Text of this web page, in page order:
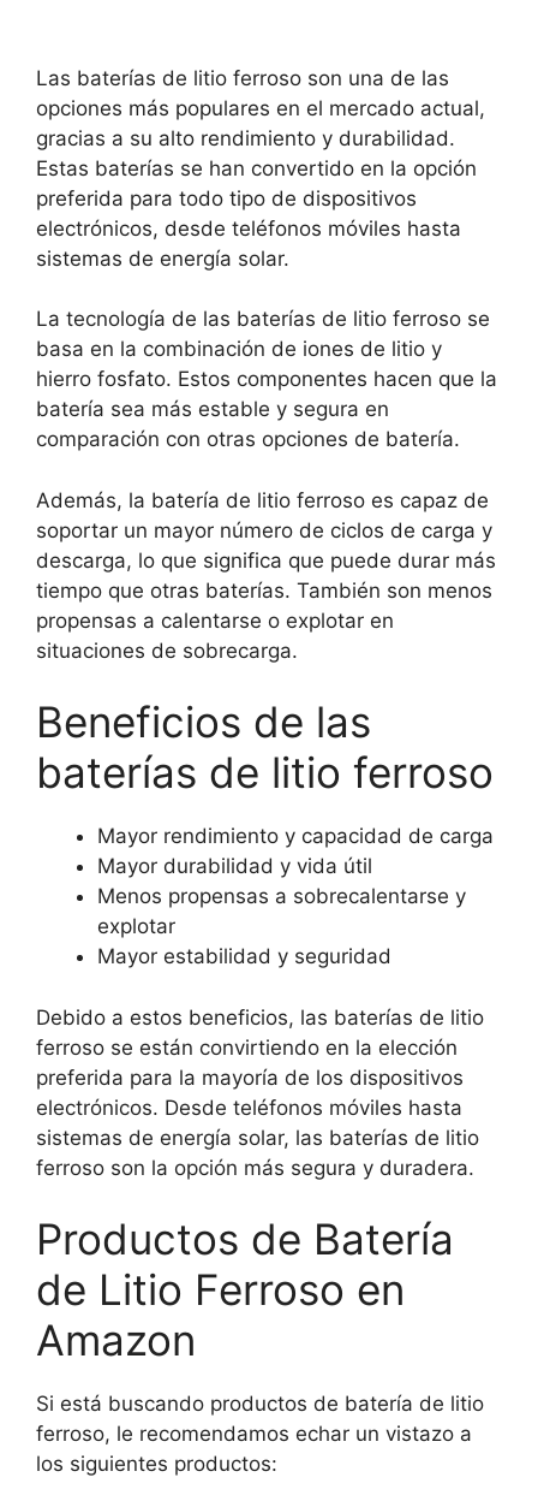
Las baterías de litio ferroso son una de las
opciones más populares en el mercado actual,
gracias a su alto rendimiento y durabilidad.
Estas baterías se han convertido en la opción
preferida para todo tipo de dispositivos
electrónicos, desde teléfonos móviles hasta
sistemas de energía solar.
La tecnología de las baterías de litio ferroso se
basa en la combinación de iones de litio y
hierro fosfato. Estos componentes hacen que la
batería sea más estable y segura en
comparación con otras opciones de batería.
Además, la batería de litio ferroso es capaz de
soportar un mayor número de ciclos de carga y
descarga, lo que significa que puede durar más
tiempo que otras baterías. También son menos
propensas a calentarse o explotar en
situaciones de sobrecarga.
Beneficios de las
baterías de litio ferroso
Mayor rendimiento y capacidad de carga
Mayor durabilidad y vida útil
Menos propensas a sobrecalentarse y
explotar
Mayor estabilidad y seguridad
Debido a estos beneficios, las baterías de litio
ferroso se están convirtiendo en la elección
preferida para la mayoría de los dispositivos
electrónicos. Desde teléfonos móviles hasta
sistemas de energía solar, las baterías de litio
ferroso son la opción más segura y duradera.
Productos de Batería
de Litio Ferroso en
Amazon
Si está buscando productos de batería de litio
ferroso, le recomendamos echar un vistazo a
los siguientes productos: